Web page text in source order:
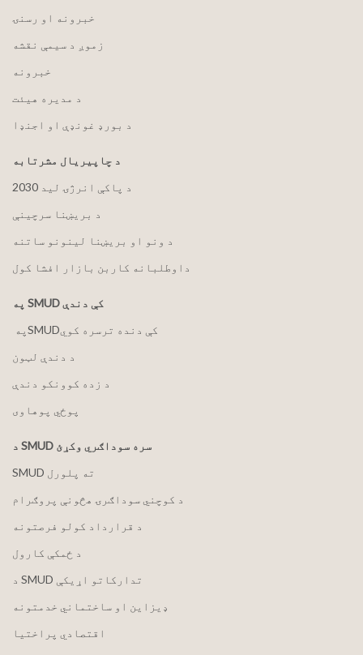
خبرونه او رسنۍ
زموږ د سیمې نقشه
خبرونه
د مدیره هیئت
د بورډ غونډې او اجنډا
د چاپیریال مشرتابه
2030 د پاکې انرژۍ لید
د بریښنا سرچینې
د ونو او بریښنا لینونو ساتنه
داوطلبانه کاربن بازار افشا کول
په SMUD کې دندې
په ‏‎SMUD‎‏ کې دنده ترسره کوي
د دندې لټون
د زده کوونکو دندې
پوځي پوهاوی
د SMUD سره سوداګري وکړئ
SMUD ته پلورل
د کوچني سوداګرۍ هڅونې پروګرام
د قرارداد کولو فرصتونه
د ځمکې کارول
د SMUD تدارکاتو اړیکې
ډیزاین او ساختماني خدمتونه
اقتصادي پراختیا